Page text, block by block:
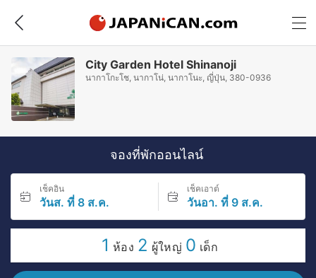
City Garden Hotel Shinanoji
นากาโกะโช, นากาโน่, นากาโนะ, ญี่ปุ่น, 380-0936
จองที่พักออนไลน์
เช็คอิน
วันส. ที่ 8 ส.ค.
เช็คเอาต์
วันอา. ที่ 9 ส.ค.
1 ห้อง 2 ผู้ใหญ่ 0 เด็ก